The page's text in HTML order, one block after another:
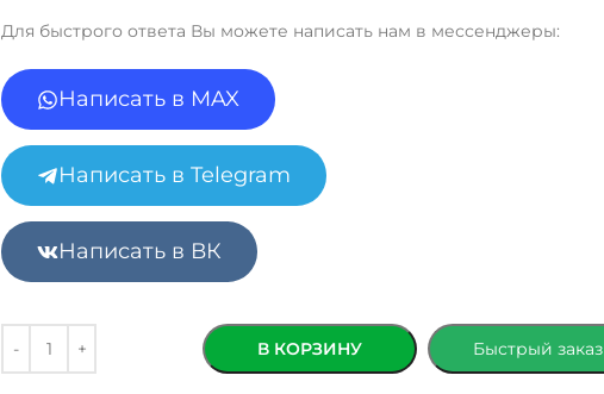
Для быстрого ответа Вы можете написать нам в мессенджеры:
Написать в MAX
Написать в Telegram
Написать в ВК
В КОРЗИНУ Быстрый заказ